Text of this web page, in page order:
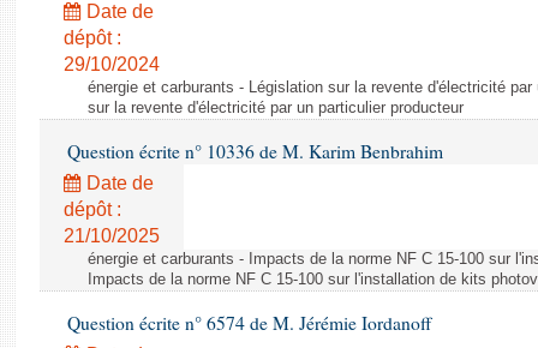
Date de
dépôt :
29/10/2024
énergie et carburants - Législation sur la revente d'électricité
sur la revente d'électricité par un particulier producteur
Question écrite n° 10336 de M. Karim Benbrahim
Date de
dépôt :
21/10/2025
énergie et carburants - Impacts de la norme NF C 15-100 sur
Impacts de la norme NF C 15-100 sur l'installation de kits
Question écrite n° 6574 de M. Jérémie Iordanoff